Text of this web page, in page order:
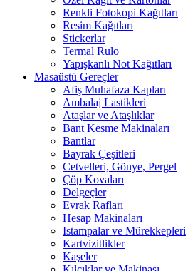
Renkli Fotokopi Kağıtları
Resim Kağıtları
Stickerlar
Termal Rulo
Yapışkanlı Not Kağıtları
Masaüstü Gereçler
Afiş Muhafaza Kapları
Ambalaj Lastikleri
Ataşlar ve Ataşlıklar
Bant Kesme Makinaları
Bantlar
Bayrak Çeşitleri
Cetvelleri, Gönye, Pergel
Çöp Kovaları
Delgeçler
Evrak Rafları
Hesap Makinaları
Istampalar ve Mürekkepleri
Kartvizitlikler
Kaşeler